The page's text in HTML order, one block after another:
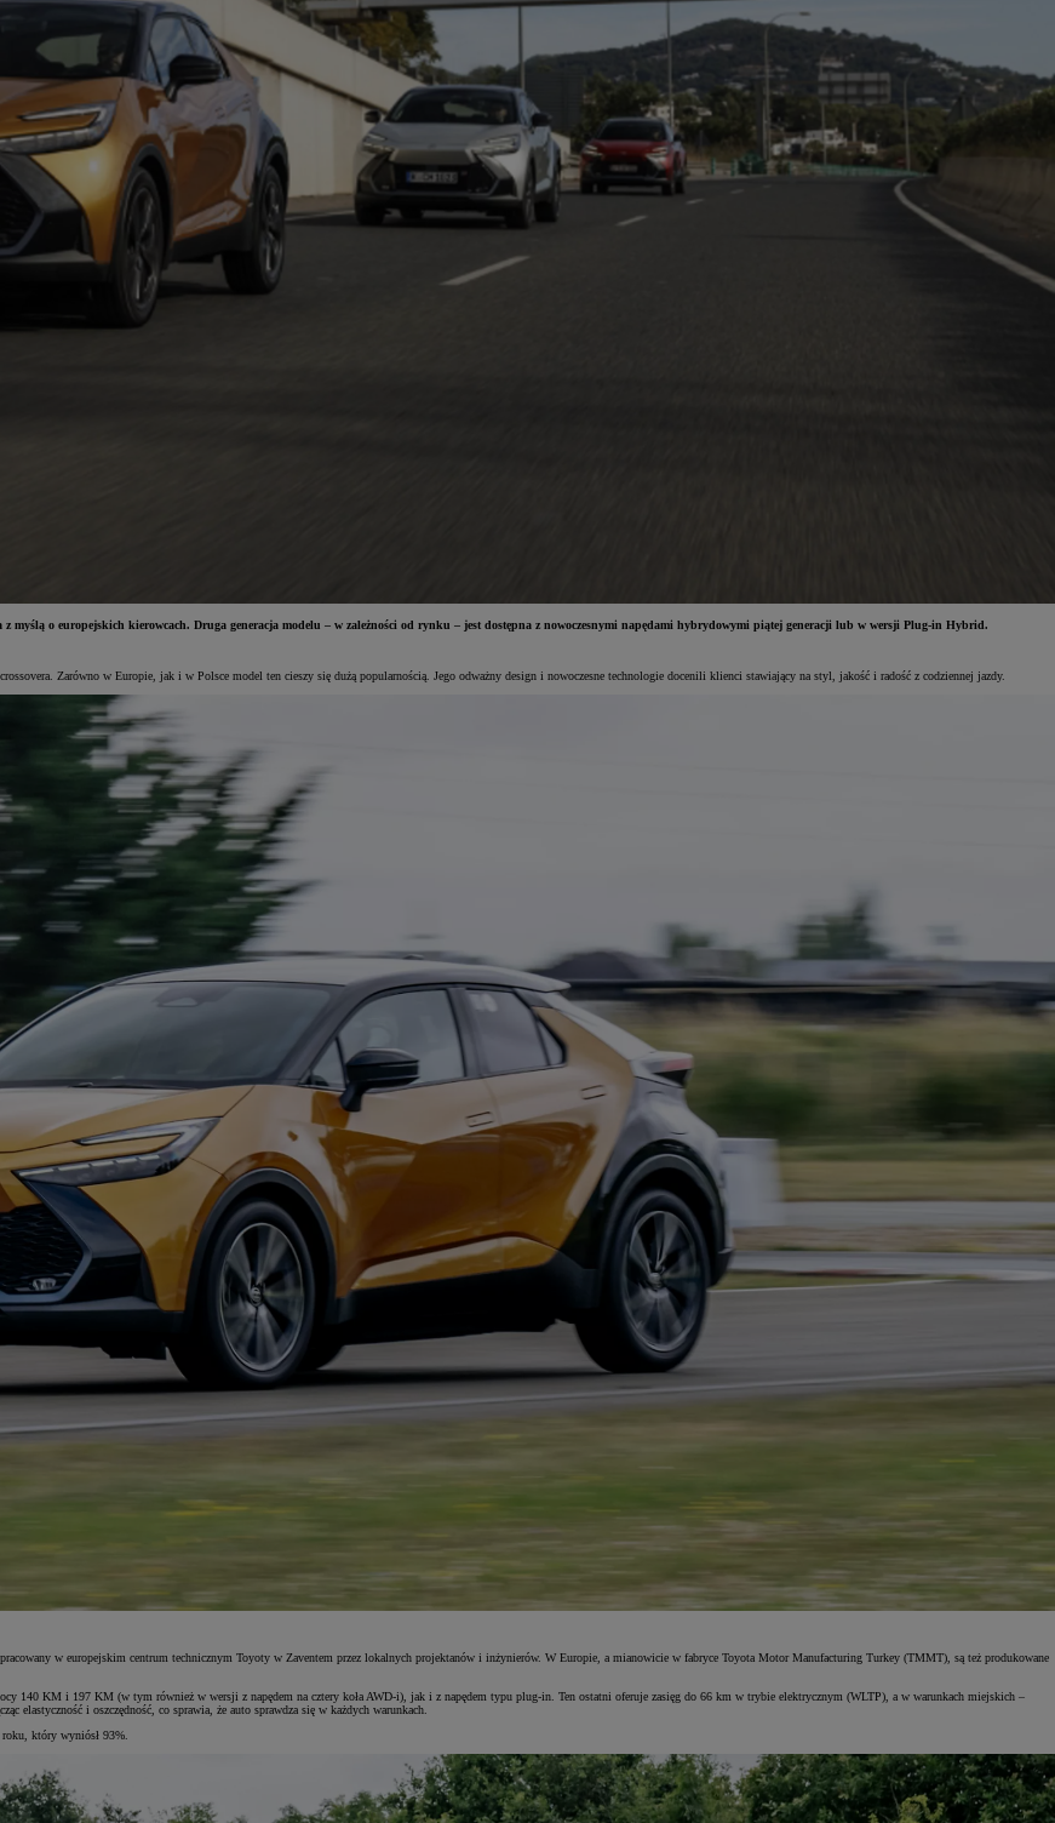
z myślą o europejskich kierowcach. Druga generacja modelu – w zależności od rynku – jest dostępna z nowoczesnymi napędami hybrydowymi piątej generacji lub w wersji Plug-in Hybrid.
Zarówno w Europie, jak i w Polsce model ten cieszy się dużą popularnością. Jego odważny design i nowoczesne technologie docenili klienci stawiający na styl, jakość i radość z codziennej jazdy.
w europejskim centrum technicznym Toyoty w Zaventem przez lokalnych projektanów i inżynierów. W Europie, a mianowicie w fabryce Toyota Motor Manufacturing Turkey (TMMT), są też produkowane
140 KM i 197 KM (w tym również w wersji z napędem na cztery koła AWD-i), jak i z napędem typu plug-in. Ten ostatni oferuje zasięg do 66 km w trybie elektrycznym (WLTP), a w warunkach miejskich –
elastyczność i oszczędność, co sprawia, że auto sprawdza się w każdych warunkach.
który wyniósł 93%.